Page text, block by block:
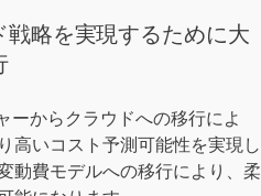
略を実現するために大
ーからクラウドへの移行によ
高いコスト予測可能性を実現し
動費モデルへの移行により、柔